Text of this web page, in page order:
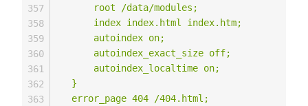
      root /data/modules;
      index index.html index.htm;
      autoindex on;
      autoindex_exact_size off;
      autoindex_localtime on;
  }
  error_page 404 /404.html;
357
358
359
360
361
362
363